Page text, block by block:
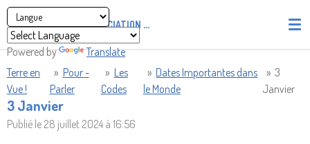
Powered by Translate
Passer
au
contenu
ASSOCIATION PIRATES' UNION OF LIGHT AND LOVE -
Terre en
Vue !
» Pour -
Parler
» Les
Codes
» Dates Importantes dans
le Monde
» 3
Janvier
3 Janvier
Publié le 28 juillet 2024 à 16:56